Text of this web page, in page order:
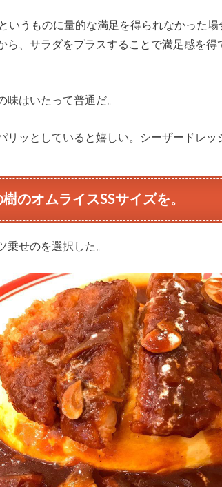
いうものに量的な満足を得られなかった
ら、サラダをプラスすることで満足感を
味はいたって普通だ。
リッとしていると嬉しい。シーザードレッ
のオムライスSSサイズを。
乗せのを選択した。